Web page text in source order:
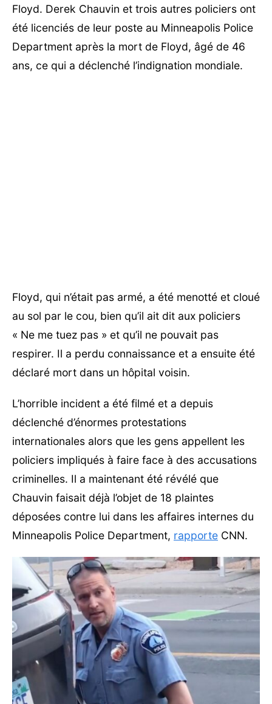
Floyd. Derek Chauvin et trois autres policiers ont
été licenciés de leur poste au Minneapolis Police
Department après la mort de Floyd, âgé de 46
ans, ce qui a déclenché l’indignation mondiale.
Floyd, qui n’était pas armé, a été menotté et cloué
au sol par le cou, bien qu’il ait dit aux policiers
« Ne me tuez pas » et qu’il ne pouvait pas
respirer. Il a perdu connaissance et a ensuite été
déclaré mort dans un hôpital voisin.
L’horrible incident a été filmé et a depuis
déclenché d’énormes protestations
internationales alors que les gens appellent les
policiers impliqués à faire face à des accusations
criminelles. Il a maintenant été révélé que
Chauvin faisait déjà l’objet de 18 plaintes
déposées contre lui dans les affaires internes du
Minneapolis Police Department, rapporte CNN.